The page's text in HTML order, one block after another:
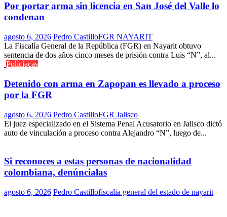
Por portar arma sin licencia en San José del Valle lo
condenan
agosto 6, 2026 Pedro CastilloFGR NAYARIT
La Fiscalía General de la República (FGR) en Nayarit obtuvo
sentencia de dos años cinco meses de prisión contra Luis “N”, al...
Policíacas
Detenido con arma en Zapopan es llevado a proceso
por la FGR
agosto 6, 2026 Pedro CastilloFGR Jalisco
El juez especializado en el Sistema Penal Acusatorio en Jalisco dictó
auto de vinculación a proceso contra Alejandro “N”, luego de...
Si reconoces a estas personas de nacionalidad
colombiana, denúncialas
agosto 6, 2026 Pedro Castillofiscalia general del estado de nayarit